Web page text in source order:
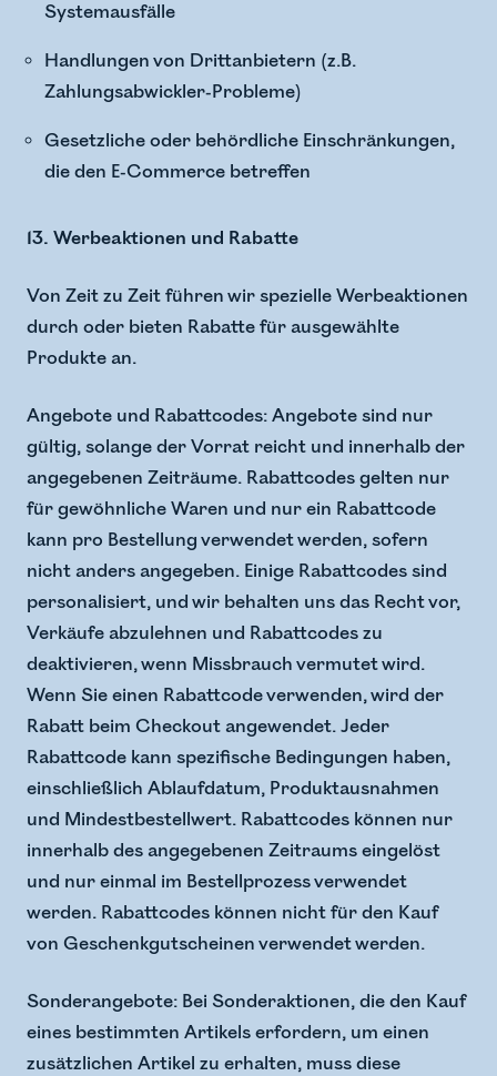
Systemausfälle
Handlungen von Drittanbietern (z.B.
Zahlungsabwickler-Probleme)
Gesetzliche oder behördliche Einschränkungen,
die den E-Commerce betreffen
13. Werbeaktionen und Rabatte
Von Zeit zu Zeit führen wir spezielle Werbeaktionen
durch oder bieten Rabatte für ausgewählte
Produkte an.
Angebote und Rabattcodes: Angebote sind nur
gültig, solange der Vorrat reicht und innerhalb der
angegebenen Zeiträume. Rabattcodes gelten nur
für gewöhnliche Waren und nur ein Rabattcode
kann pro Bestellung verwendet werden, sofern
nicht anders angegeben. Einige Rabattcodes sind
personalisiert, und wir behalten uns das Recht vor,
Verkäufe abzulehnen und Rabattcodes zu
deaktivieren, wenn Missbrauch vermutet wird.
Wenn Sie einen Rabattcode verwenden, wird der
Rabatt beim Checkout angewendet. Jeder
Rabattcode kann spezifische Bedingungen haben,
einschließlich Ablaufdatum, Produktausnahmen
und Mindestbestellwert. Rabattcodes können nur
innerhalb des angegebenen Zeitraums eingelöst
und nur einmal im Bestellprozess verwendet
werden. Rabattcodes können nicht für den Kauf
von Geschenkgutscheinen verwendet werden.
Sonderangebote: Bei Sonderaktionen, die den Kauf
eines bestimmten Artikels erfordern, um einen
zusätzlichen Artikel zu erhalten, muss diese